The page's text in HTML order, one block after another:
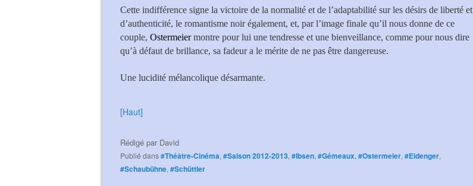
Cette indifférence signe la victoire de la normalité et de l’adaptabilité sur les désirs de liberté et
d’authenticité, le romantisme noir également, et, par l’image finale qu’il nous donne de ce
couple, Ostermeiermontre pour lui une tendresse et une bienveillance, comme pour nous dire
qu’à défaut de brillance, sa fadeur a le mérite de ne pas être dangereuse.
Une lucidité mélancolique désarmante.
[Haut]
Rédigé par David
Publié dans#Théâtre-Cinéma, #Saison 2012-2013, #Ibsen, #Gémeaux, #Ostermeier, #Eidenger,
#Schaubühne, #Schüttler